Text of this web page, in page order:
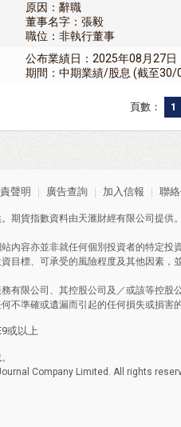
原因：辭職
董事名字：張毅
職位：非執行董事
公布業績日：2025年08月27日
期間：中期業績/股息 (截至30/
頁數： 1
聲明 廣告查詢 加入信報 聯
期貨指數資料由天滙財經有限公司提供
內容亦並非就任何個別投資者的特定
目標、可承受的風險程度及其他因素，
有限公司、其控股公司及／或該等控
不準確或遺漏而引起的任何損失或損害的
或以上
Company Limited. All rights